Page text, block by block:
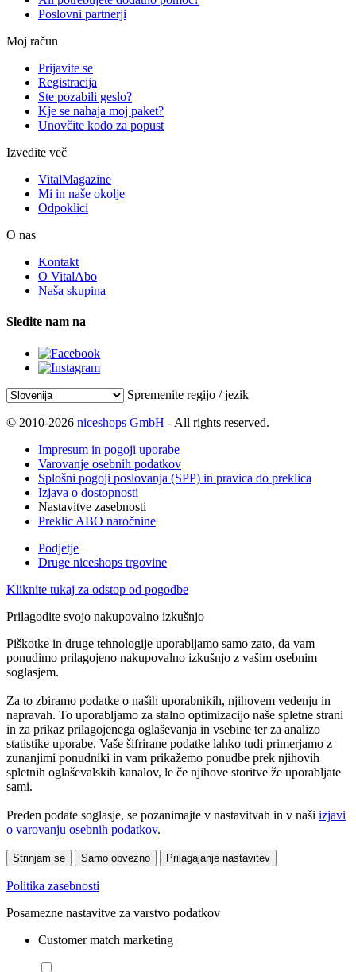
Poslovni partnerji
Moj račun
Prijavite se
Registracija
Ste pozabili geslo?
Kje se nahaja moj paket?
Unovčite kodo za popust
Izvedite več
VitalMagazine
Mi in naše okolje
Odpoklici
O nas
Kontakt
O VitalAbo
Naša skupina
Sledite nam na
Spremenite regijo / jezik
© 2010-2026 niceshops GmbH - All rights reserved.
Impresum in pogoji uporabe
Varovanje osebnih podatkov
Splošni pogoji poslovanja (SPP) in pravica do preklica
Izjava o dostopnosti
Nastavitve zasebnosti
Preklic ABO naročnine
Podjetje
Druge niceshops trgovine
Kliknite tukaj za odstop od pogodbe
Prilagodite svojo nakupovalno izkušnjo
Piškotke in druge tehnologije uporabljamo samo zato, da vam
ponudimo prilagojeno nakupovalno izkušnjo z vašim osebnim
soglasjem.
Za to zbiramo podatke o naših uporabnikih, njihovem vedenju in
napravah. To uporabljamo za stalno optimizacijo naše spletne strani
in za prikaz prilagojenega oglaševanja in vsebine ter za analizo
statistike uporabe. Vaše šifrirane podatke lahko tudi primerjamo z
zunanjimi ponudniki in vam prikažemo ponudbe prek njihovih
spletnih oglaševalskih kanalov, le če njihove storitve že uporabljate
sami.
Preden podate soglasje, se pozanimajte v nastavitvah in v naši izjavi
o varovanju osebnih podatkov.
Strinjam se Samo obvezno Prilagajanje nastavitev
Politika zasebnosti
Posamezne nastavitve za varstvo podatkov
Customer match marketing